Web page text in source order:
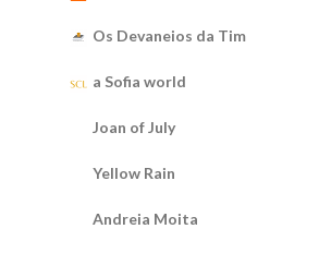
Os Devaneios da Tim
a Sofia world
Joan of July
Yellow Rain
Andreia Moita